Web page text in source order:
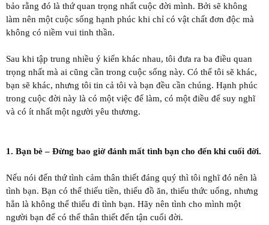
bảo rằng đó là thứ quan trọng nhất cuộc đời mình. Bởi sẽ không
làm nên một cuộc sống hạnh phúc khi chỉ có vật chất đơn độc mà
không có niềm vui tinh thần.
Sau khi tập trung nhiều ý kiến khác nhau, tôi đưa ra ba điều quan
trọng nhất mà ai cũng cần trong cuộc sống này. Có thể tôi sẽ khác,
bạn sẽ khác, nhưng tôi tin cả tôi và bạn đều cần chúng. Hạnh phúc
trong cuộc đời này là có một việc để làm, có một điều để suy nghĩ
và có ít nhất một người yêu thương.
1. Bạn bè – Đừng bao giờ đánh mất tình bạn cho đến khi cuối đời.
Nếu nói đến thứ tình cảm thân thiết đáng quý thì tôi nghĩ đó nên là
tình bạn. Bạn có thể thiếu tiền, thiếu đồ ăn, thiếu thức uống, nhưng
hẳn là không thể thiếu đi tình bạn. Hãy nên tình cho mình một
người bạn để có thể thân thiết đến tận cuối đời.